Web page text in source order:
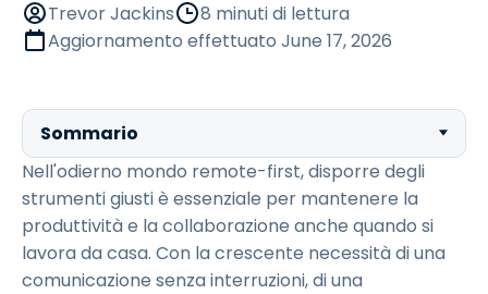
Trevor Jackins
8 minuti di lettura
Aggiornamento effettuato June 17, 2026
Sommario
Nell'odierno mondo remote-first, disporre degli
strumenti giusti è essenziale per mantenere la
produttività e la collaborazione anche quando si
lavora da casa. Con la crescente necessità di una
comunicazione senza interruzioni, di una